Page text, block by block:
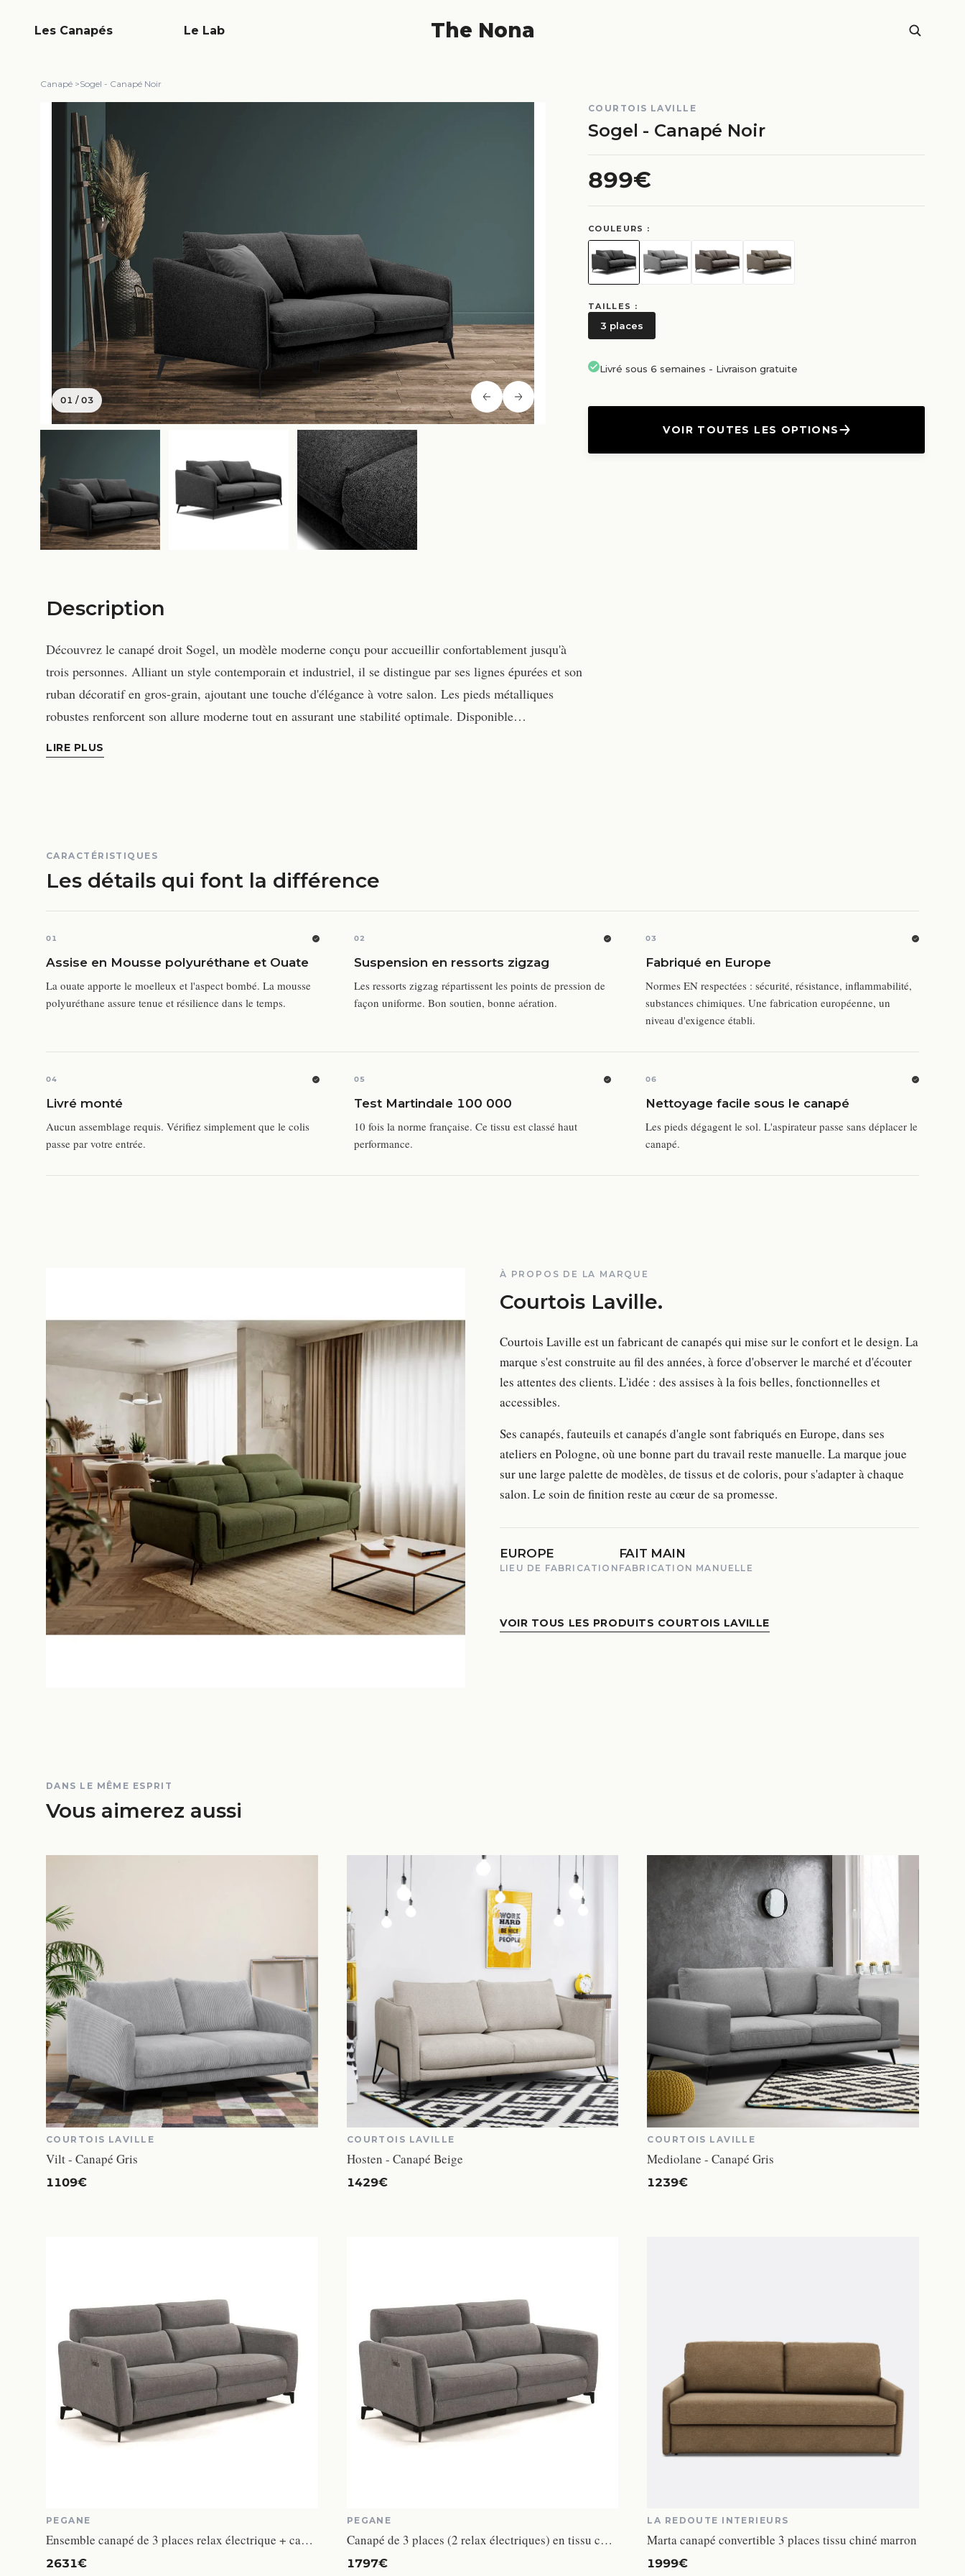
The Nona
Les Canapés Le Lab
Canapé >Sogel - Canapé Noir
01 /03
COURTOIS LAVILLE
Sogel - Canapé Noir
899€
COULEURS :
TAILLES :
3 places
Livré sous 6 semaines - Livraison gratuite
VOIR TOUTES LES OPTIONS
Description
Découvrez le canapé droit Sogel, un modèle moderne conçu pour accueillir confortablement jusqu'à
trois personnes. Alliant un style contemporain et industriel, il se distingue par ses lignes épurées et son
ruban décoratif en gros-grain, ajoutant une touche d'élégance à votre salon. Les pieds métalliques
robustes renforcent son allure moderne tout en assurant une stabilité optimale. Disponible…
LIRE PLUS
CARACTÉRISTIQUES
Les détails qui font la différence
01
Assise en Mousse polyuréthane et Ouate
La ouate apporte le moelleux et l'aspect bombé. La mousse
polyuréthane assure tenue et résilience dans le temps.
02
Suspension en ressorts zigzag
Les ressorts zigzag répartissent les points de pression de
façon uniforme. Bon soutien, bonne aération.
03
Fabriqué en Europe
Normes EN respectées : sécurité, résistance, inflammabilité,
substances chimiques. Une fabrication européenne, un
niveau d'exigence établi.
04
Livré monté
Aucun assemblage requis. Vérifiez simplement que le colis
passe par votre entrée.
05
Test Martindale 100 000
10 fois la norme française. Ce tissu est classé haut
performance.
06
Nettoyage facile sous le canapé
Les pieds dégagent le sol. L'aspirateur passe sans déplacer le
canapé.
À PROPOS DE LA MARQUE
Courtois Laville.
Courtois Laville est un fabricant de canapés qui mise sur le confort et le design. La
marque s'est construite au fil des années, à force d'observer le marché et d'écouter
les attentes des clients. L'idée : des assises à la fois belles, fonctionnelles et
accessibles.
Ses canapés, fauteuils et canapés d'angle sont fabriqués en Europe, dans ses
ateliers en Pologne, où une bonne part du travail reste manuelle. La marque joue
sur une large palette de modèles, de tissus et de coloris, pour s'adapter à chaque
salon. Le soin de finition reste au cœur de sa promesse.
EUROPE
LIEU DE FABRICATION
FAIT MAIN
FABRICATION MANUELLE
VOIR TOUS LES PRODUITS COURTOIS LAVILLE
DANS LE MÊME ESPRIT
Vous aimerez aussi
COURTOIS LAVILLE
Vilt - Canapé Gris
1109€
COURTOIS LAVILLE
Hosten - Canapé Beige
1429€
COURTOIS LAVILLE
Mediolane - Canapé Gris
1239€
PEGANE
Ensemble canapé de 3 places relax électrique + canapé de 2 places fixes en tissu Gris foncé
2631€
PEGANE
Canapé de 3 places (2 relax électriques) en tissu couleur Gris foncé - Longueur 200 x Profondeur 91 x Hauteur 90 cm
1797€
LA REDOUTE INTERIEURS
Marta canapé convertible 3 places tissu chiné marron
1999€